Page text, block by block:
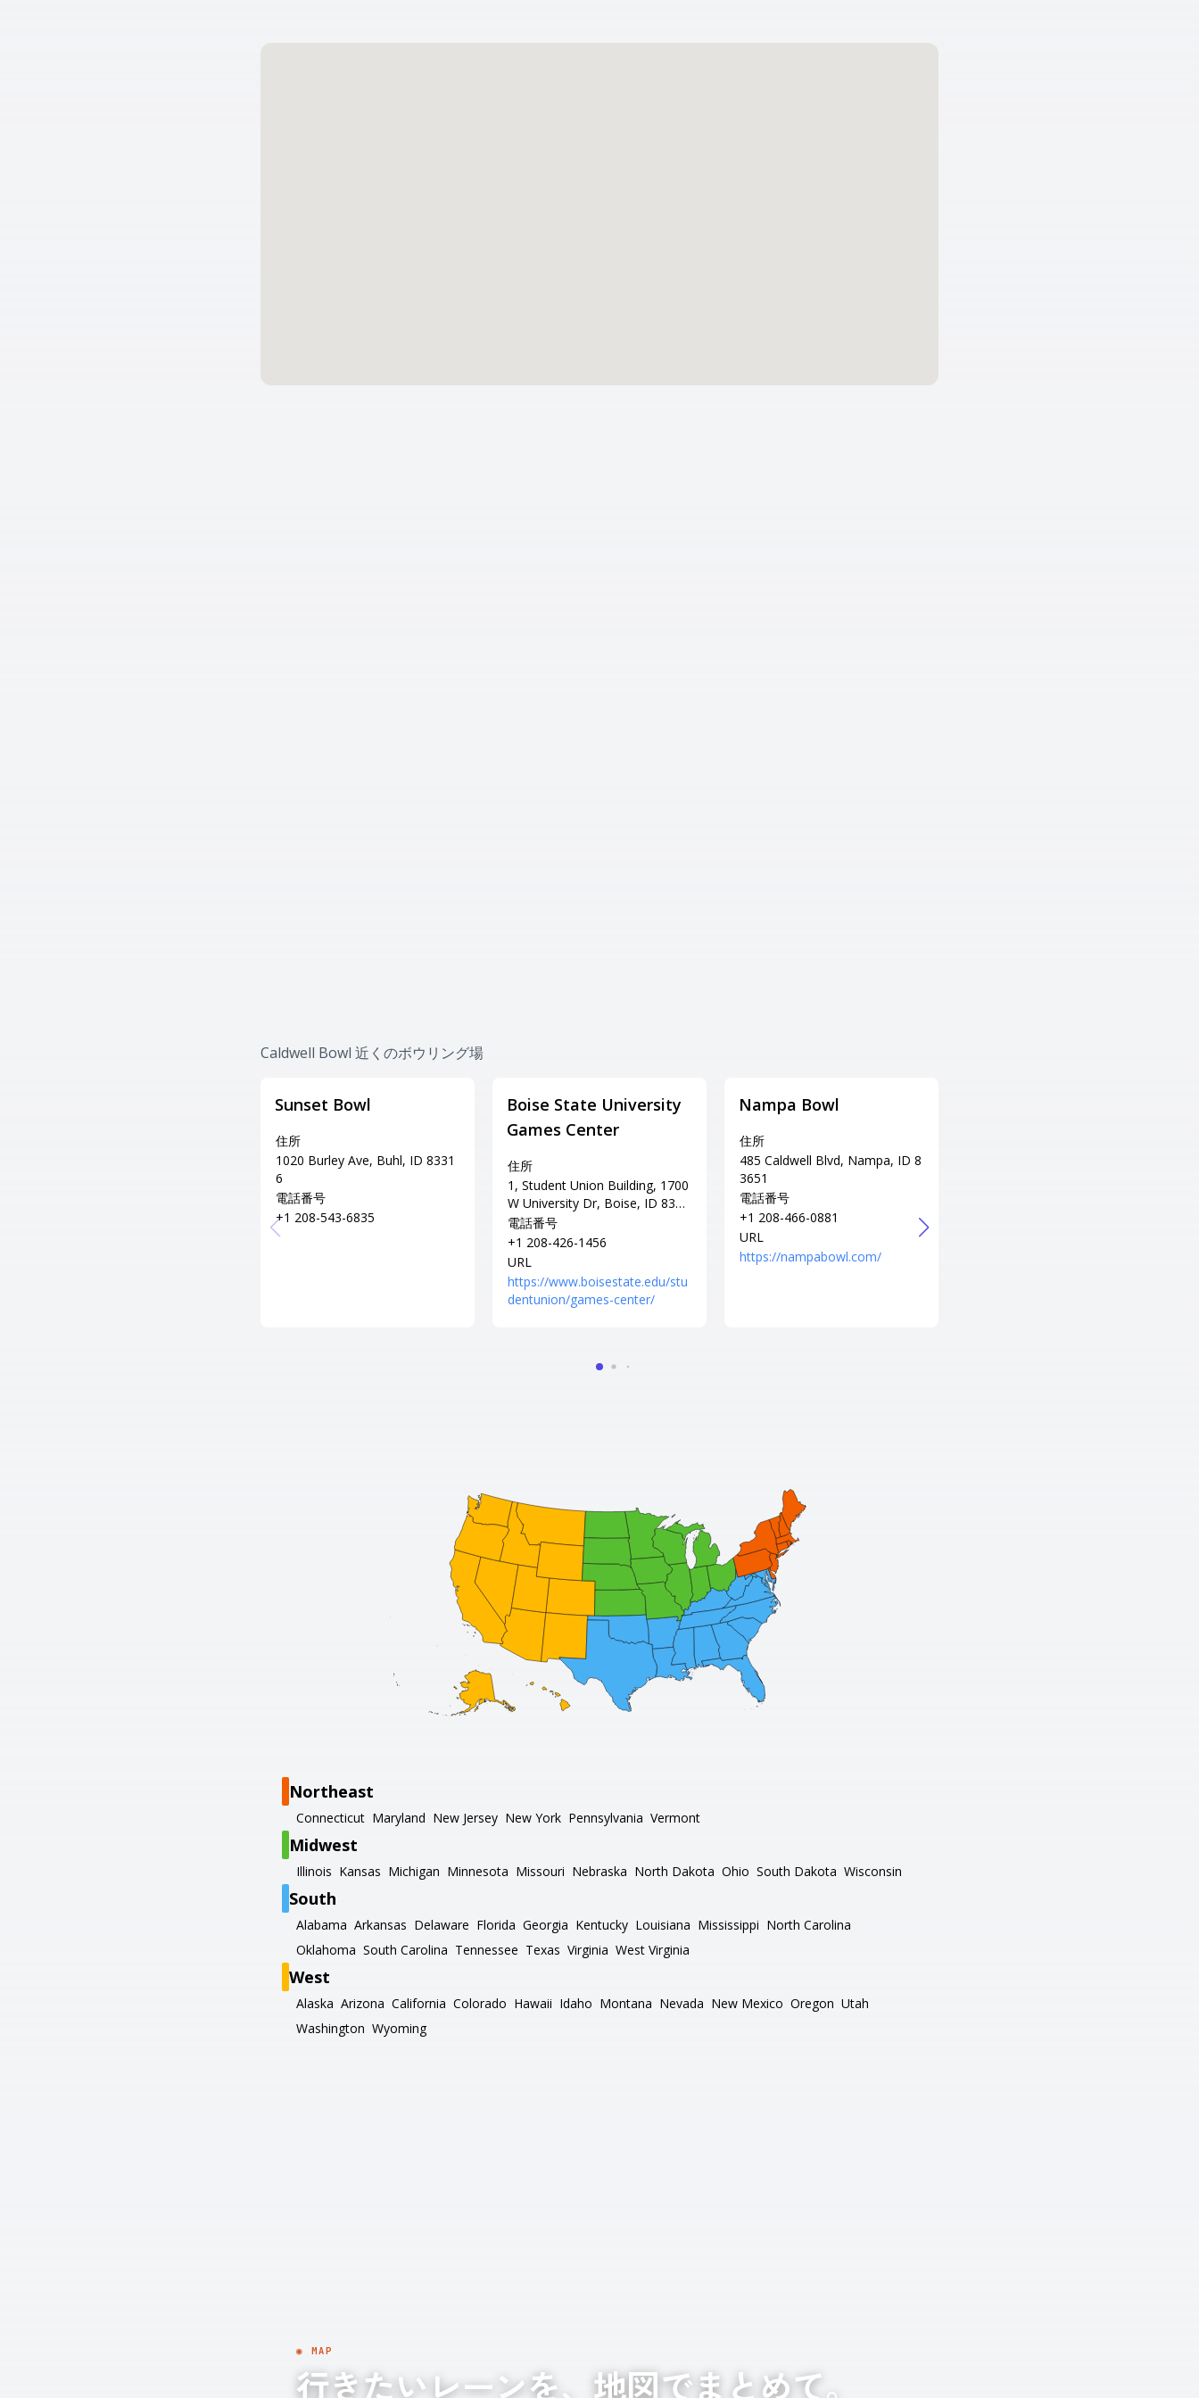
Caldwell Bowl 近くのボウリング場
Sunset Bowl
住所
1020 Burley Ave, Buhl, ID 8331
6
電話番号
+1 208-543-6835
Boise State University
Games Center
住所
1, Student Union Building, 1700
W University Dr, Boise, ID 8370
6
電話番号
+1 208-426-1456
URL
https://www.boisestate.edu/stu
dentunion/games-center/
Nampa Bowl
住所
485 Caldwell Blvd, Nampa, ID 8
3651
電話番号
+1 208-466-0881
URL
https://nampabowl.com/
Northeast
Connecticut Maryland New Jersey New York Pennsylvania Vermont
Midwest
Illinois Kansas Michigan Minnesota Missouri Nebraska North Dakota Ohio South Dakota Wisconsin
South
Alabama Arkansas Delaware Florida Georgia Kentucky Louisiana Mississippi North Carolina
Oklahoma South Carolina Tennessee Texas Virginia West Virginia
West
Alaska Arizona California Colorado Hawaii Idaho Montana Nevada New Mexico Oregon Utah
Washington Wyoming
◉ MAP
行きたいレーンを、地図でまとめて。